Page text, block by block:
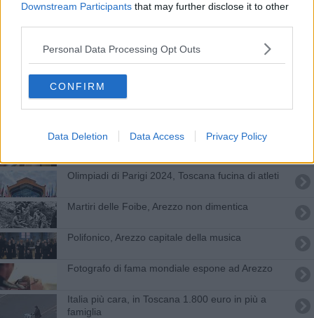
Downstream Participants that may further disclose it to other
Personal Data Processing Opt Outs
CONFIRM
Data Deletion Data Access Privacy Policy
Fiumi di cocaina da Santo Domingo alla Toscana
Torna il Forum della Pubblica Amministrazione
Ciclone in arrivo, porta la pioggia e scaccia il
Influenza in impennata, bambini e ragazzi i più
Olimpiadi di Parigi 2024, Toscana fucina di atleti
Martiri delle Foibe, Arezzo non dimentica
Polifonico, Arezzo capitale della musica
Fotografo di fama mondiale espone ad Arezzo
Italia più cara, in Toscana 1.800 euro in più a
famiglia